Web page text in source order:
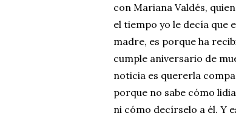
con Mariana Valdés,
el tiempo yo le decía que
madre, es porque ha
cumple aniversario de
noticia es quererla
porque no sabe cómo
ni cómo decírselo a él. Y